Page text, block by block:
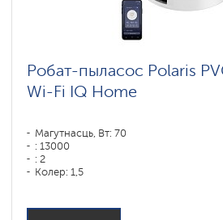
Робат-пыласос Polaris
Wi-Fi IQ Home
Магутнасць, Вт: 70
: 13000
: 2
Колер: 1,5
Бакавыя шчоткі: 1